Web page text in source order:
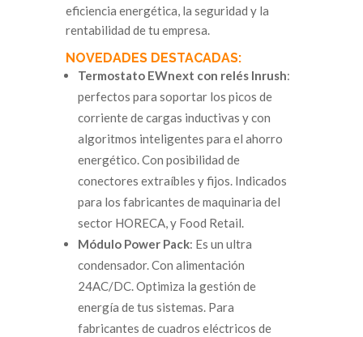
eficiencia energética, la seguridad y la
rentabilidad de tu empresa.
NOVEDADES DESTACADAS:
Termostato EWnext con relés Inrush:
perfectos para soportar los picos de
corriente de cargas inductivas y con
algoritmos inteligentes para el ahorro
energético. Con posibilidad de
conectores extraíbles y fijos. Indicados
para los fabricantes de maquinaria del
sector HORECA, y Food Retail.
Módulo Power Pack: Es un ultra
condensador. Con alimentación
24AC/DC. Optimiza la gestión de
energía de tus sistemas. Para
fabricantes de cuadros eléctricos de